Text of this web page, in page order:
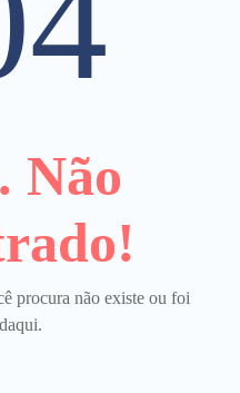
Não
procura não existe ou foi